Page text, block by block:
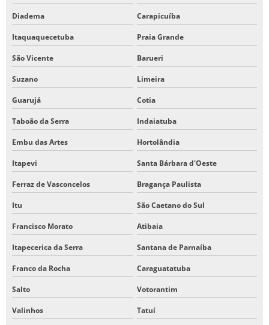
Diadema Carapicuíba
Itaquaquecetuba Praia Grande
São Vicente Barueri
Suzano Limeira
Guarujá Cotia
Taboão da Serra Indaiatuba
Embu das Artes Hortolândia
Itapevi Santa Bárbara d'Oeste
Ferraz de Vasconcelos Bragança Paulista
Itu São Caetano do Sul
Francisco Morato Atibaia
Itapecerica da Serra Santana de Parnaíba
Franco da Rocha Caraguatatuba
Salto Votorantim
Valinhos Tatuí